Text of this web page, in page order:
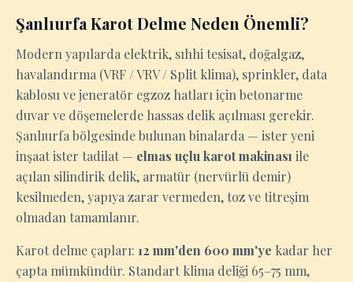
Şanlıurfa Karot Delme Neden Önemli?
Modern yapılarda elektrik, sıhhi tesisat, doğalgaz,
havalandırma (VRF / VRV / Split klima), sprinkler, data
kablosu ve jeneratör egzoz hatları için betonarme
duvar ve döşemelerde hassas delik açılması gerekir.
Şanlıurfa bölgesinde bulunan binalarda — ister yeni
inşaat ister tadilat — elmas uçlu karot makinası ile
açılan silindirik delik, armatür (nervürlü demir)
kesilmeden, yapıya zarar vermeden, toz ve titreşim
olmadan tamamlanır.
Karot delme çapları: 12 mm'den 600 mm'ye kadar her
çapta mümkündür. Standart klima deliği 65–75 mm,